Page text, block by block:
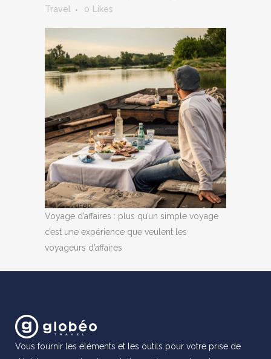
Travel
0 Likes
Voyage d’affaires : plus qu’un simple voyage
c’est une expérience que veulent les
voyageurs d’affaires
Vous fournir les éléments et les outils pour votre prise de